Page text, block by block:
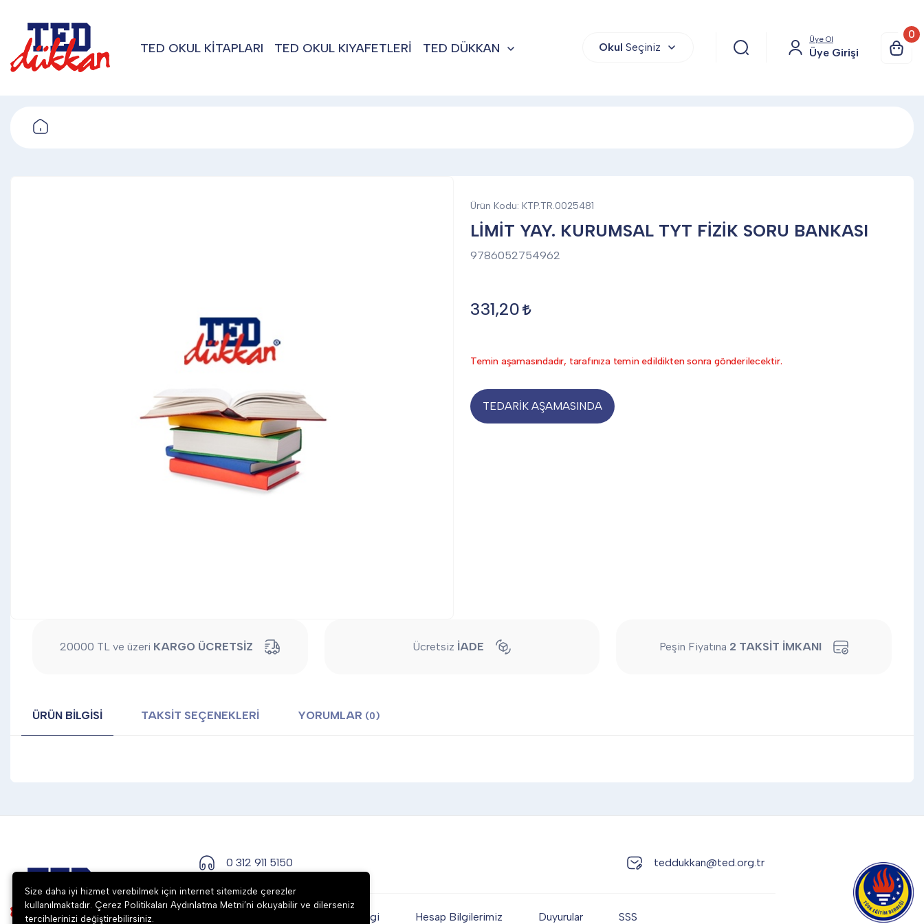
TED OKUL KİTAPLARI TED OKUL KIYAFETLERİ TED DÜKKAN Okul Seçiniz
Üye Ol
Üye Girişi
0
Ürün Kodu: KTP.TR.0025481
LİMİT YAY. KURUMSAL TYT FİZİK SORU BANKASI
9786052754962
331,20
Temin aşamasındadır, tarafınıza temin edildikten sonra gönderilecektir.
TEDARİK AŞAMASINDA
20000 TL ve üzeri KARGO ÜCRETSİZ Ücretsiz İADE Peşin Fiyatına 2 TAKSİT İMKANI
ÜRÜN BILGISI TAKSIT SEÇENEKLERI YORUMLAR (0)
0 312 911 5150 teddukkan@ted.org.tr
Genel Bilgi Hesap Bilgilerimiz Duyurular SSS
Size daha iyi hizmet verebilmek için internet sitemizde çerezler
kullanılmaktadır. Çerez Politikaları Aydınlatma Metni’ni okuyabilir ve dilerseniz
tercihlerinizi değiştirebilirsiniz.